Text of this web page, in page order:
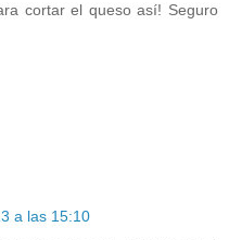
cortar el queso así! Seguro
a las 15:10